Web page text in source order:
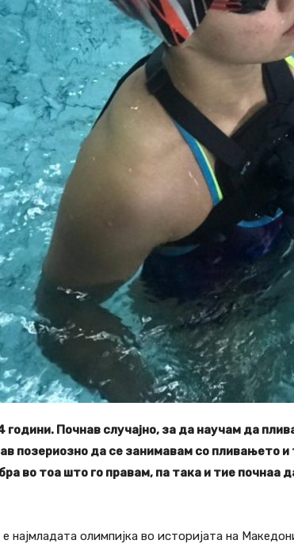
години. Почнав случајно, за да научам да
позериозно да се занимавам со пливањето
во тоа што го правам, па така и тие почнаа
најмладата олимпијка во историјата на